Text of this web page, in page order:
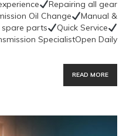
Repairing all gear
Oil Change
Manual &
spare parts
Quick Service
SpecialistOpen Daily…
READ MORE